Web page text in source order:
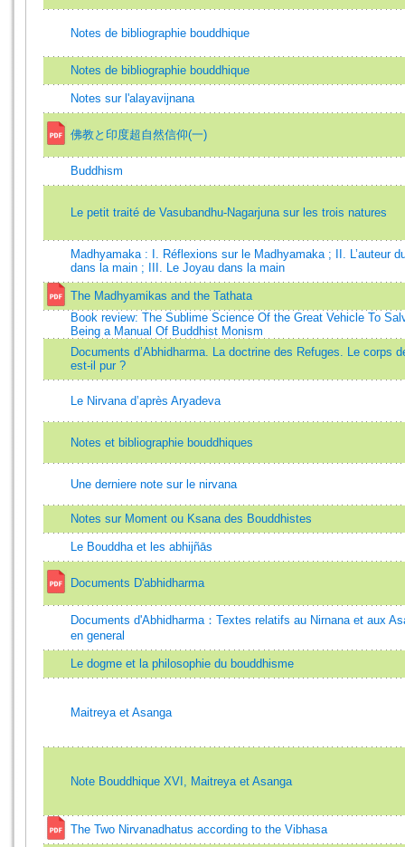
Notes de bibliographie bouddhique
Notes de bibliographie bouddhique
Notes sur l'alayavijnana
佛教と印度超自然信仰(一)
Buddhism
Le petit traité de Vasubandhu-Nagarjuna sur les trois natures
Madhyamaka : I. Réflexions sur le Madhyamaka ; II. L’auteur
dans la main ; III. Le Joyau dans la main
The Madhyamikas and the Tathata
Book review: The Sublime Science Of the Great Vehicle To
Being a Manual Of Buddhist Monism
Documents d’Abhidharma. La doctrine des Refuges. Le corps
est-il pur ?
Le Nirvana d’après Aryadeva
Notes et bibliographie bouddhiques
Une derniere note sur le nirvana
Notes sur Moment ou Ksana des Bouddhistes
Le Bouddha et les abhijñās
Documents D'abhidharma
Documents d'Abhidharma：Textes relatifs au Nirnana et aux
en general
Le dogme et la philosophie du bouddhisme
Maitreya et Asanga
Note Bouddhique XVI, Maitreya et Asanga
The Two Nirvanadhatus according to the Vibhasa